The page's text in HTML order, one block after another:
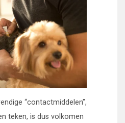
“contactmiddelen”,
teken, is dus volkomen